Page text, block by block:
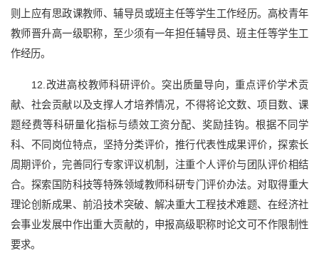
则上应有思政课教师、辅导员或班主任等学生工作经历。高校青年
教师晋升高一级职称，至少须有一年担任辅导员、班主任等学生工
作经历。
12.改进高校教师科研评价。突出质量导向，重点评价学术贡
献、社会贡献以及支撑人才培养情况，不得将论文数、项目数、课
题经费等科研量化指标与绩效工资分配、奖励挂钩。根据不同学
科、不同岗位特点，坚持分类评价，推行代表性成果评价，探索长
周期评价，完善同行专家评议机制，注重个人评价与团队评价相结
合。探索国防科技等特殊领域教师科研专门评价办法。对取得重大
理论创新成果、前沿技术突破、解决重大工程技术难题、在经济社
会事业发展中作出重大贡献的，申报高级职称时论文可不作限制性
要求。